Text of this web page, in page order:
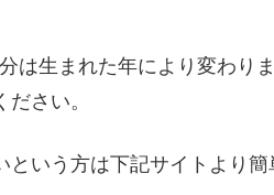
は生まれた年により変わり
さい。
いう方は下記サイトより